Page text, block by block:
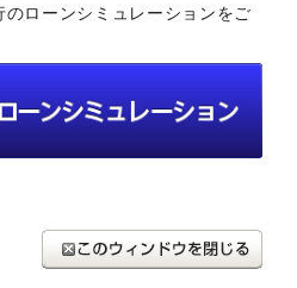
ローンシミュレーションをご